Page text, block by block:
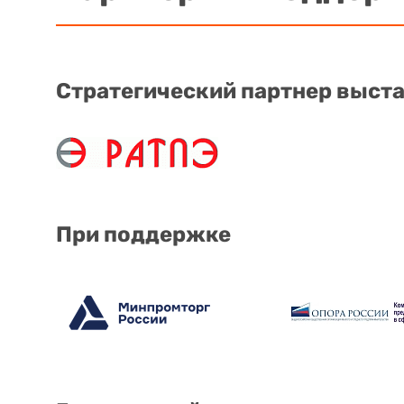
Стратегический партнер
При поддержке